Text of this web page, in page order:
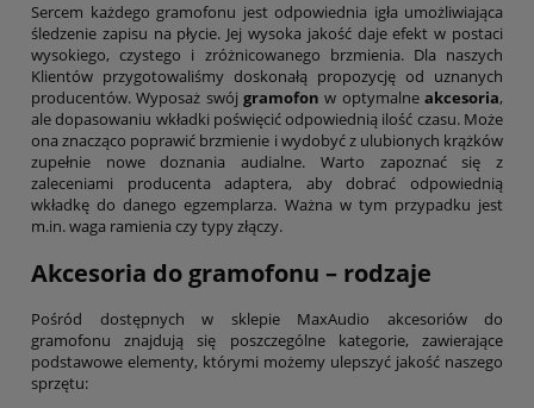
Sercem każdego gramofonu jest odpowiednia igła umożliwiająca
śledzenie zapisu na płycie. Jej wysoka jakość daje efekt w postaci
wysokiego, czystego i zróżnicowanego brzmienia. Dla naszych
Klientów przygotowaliśmy doskonałą propozycję od uznanych
producentów. Wyposaż swój gramofon w optymalne akcesoria,
ale dopasowaniu wkładki poświęcić odpowiednią ilość czasu. Może
ona znacząco poprawić brzmienie i wydobyć z ulubionych krążków
zupełnie nowe doznania audialne. Warto zapoznać się z
zaleceniami producenta adaptera, aby dobrać odpowiednią
wkładkę do danego egzemplarza. Ważna w tym przypadku jest
m.in. waga ramienia czy typy złączy.
Akcesoria do gramofonu – rodzaje
Pośród dostępnych w sklepie MaxAudio akcesoriów do
gramofonu znajdują się poszczególne kategorie, zawierające
podstawowe elementy, którymi możemy ulepszyć jakość naszego
sprzętu: